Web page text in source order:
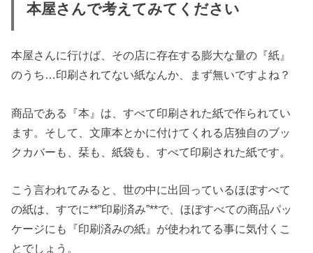
本屋さんで考えてみてください
本屋さんに行けば、その店に存在する膨大な量の『紙』
のうち…印刷されてない紙なんか、まず無いですよね？
商品である『本』は、すべて印刷された紙で作られてい
ます。そして、文庫本とかに付けてくれる店独自のブッ
クカバーも、栞も、紙袋も、すべて印刷された紙です。
こう言われてみると、世の中に出回っているほぼすべて
の紙は、すでに**”印刷済み”**で、ほぼすべての商品パッ
ケージにも『印刷済みの紙』が使われてる事に気付くこ
とでしょう。